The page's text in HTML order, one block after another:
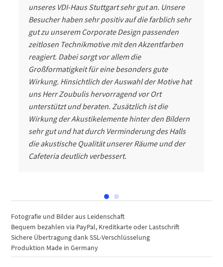
unseres VDI-Haus Stuttgart sehr gut an. Unsere
Besucher haben sehr positiv auf die farblich sehr
gut zu unserem Corporate Design passenden
zeitlosen Technikmotive mit den Akzentfarben
reagiert. Dabei sorgt vor allem die
Großformatigkeit für eine besonders gute
Wirkung. Hinsichtlich der Auswahl der Motive hat
uns Herr Zoubulis hervorragend vor Ort
unterstützt und beraten. Zusätzlich ist die
Wirkung der Akustikelemente hinter den Bildern
sehr gut und hat durch Verminderung des Halls
die akustische Qualität unserer Räume und der
Cafeteria deutlich verbessert.
Fotografie und Bilder aus Leidenschaft
Bequem bezahlen via PayPal, Kreditkarte oder Lastschrift
Sichere Übertragung dank SSL-Verschlüsselung
Produktion Made in Germany